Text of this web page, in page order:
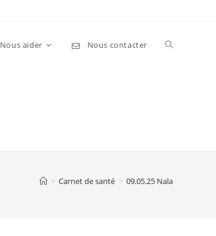
Nous aider Nous contacter Toggle
> Carnet de santé > 09.05.25 Nala